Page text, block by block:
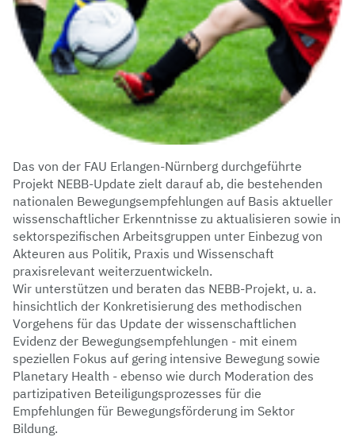
Das von der FAU Erlangen-Nürnberg durchgeführte
Projekt NEBB-Update zielt darauf ab, die bestehenden
nationalen Bewegungsempfehlungen auf Basis aktueller
wissenschaftlicher Erkenntnisse zu aktualisieren sowie in
sektorspezifischen Arbeitsgruppen unter Einbezug von
Akteuren aus Politik, Praxis und Wissenschaft
praxisrelevant weiterzuentwickeln.
Wir unterstützen und beraten das NEBB-Projekt, u. a.
hinsichtlich der Konkretisierung des methodischen
Vorgehens für das Update der wissenschaftlichen
Evidenz der Bewegungsempfehlungen - mit einem
speziellen Fokus auf gering intensive Bewegung sowie
Planetary Health - ebenso wie durch Moderation des
partizipativen Beteiligungsprozesses für die
Empfehlungen für Bewegungsförderung im Sektor
Bildung.